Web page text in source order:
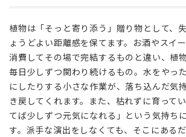
舞
い
に
植
が
向
い
て
植物は「そっと寄り添う」贈り物として、
ょうどよい距離感を保てます。お酒やスイ
消費してその場で完結するものと違い、植
毎日少しずつ関わり続けるもの。水をやっ
にしたりする小さな作業が、落ち込んだ気
き戻してくれます。また、枯れずに育って
てば少しずつ元気になれる」という気持ち
す。派手な演出をしなくても、そこにある